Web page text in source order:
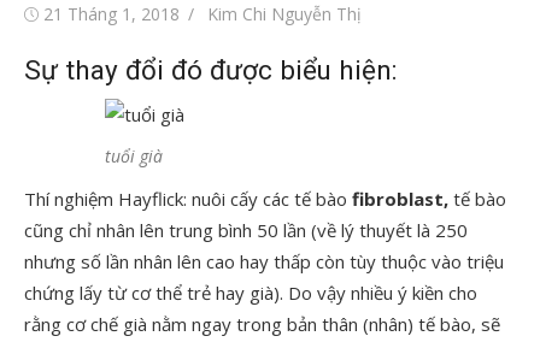
Đăng21 Tháng 1, 2018
Tác
Kim Chi Nguyễn Thị
Sự thay đổi đó được biểu hiện:
tuổi già
Thí nghiệm Hayflick: nuôi cấy các tế bào fibroblast, tế bào
cũng chỉ nhân lên trung bình 50 lần (về lý thuyết là 250
nhưng số lần nhân lên cao hay thấp còn tùy thuộc vào triệu
chứng lấy từ cơ thể trẻ hay già). Do vậy nhiều ý kiền cho
rằng cơ chế già nằm ngay trong bản thân (nhân) tế bào, sẽ